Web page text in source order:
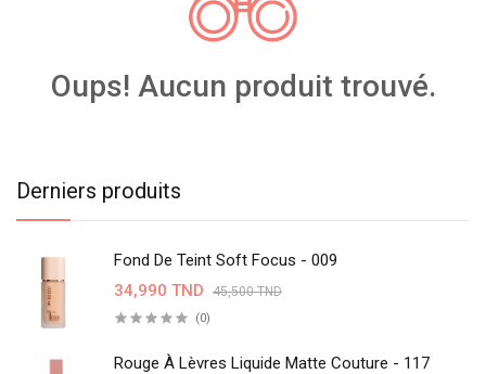
Derniers produits
Fond De Teint Soft Focus - 009
34,990 TND
45,500 TND
(0)
Rouge À Lèvres Liquide Matte Couture - 117
Oups! Aucun produit trouvé.